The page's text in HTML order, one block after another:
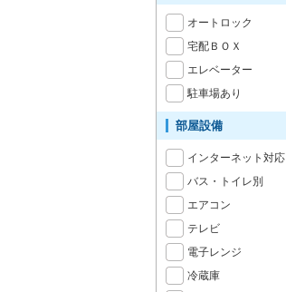
オートロック
宅配ＢＯＸ
エレベーター
駐車場あり
部屋設備
インターネット対応
バス・トイレ別
エアコン
テレビ
電子レンジ
冷蔵庫